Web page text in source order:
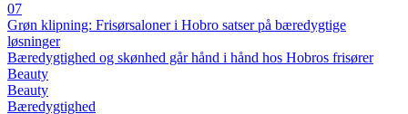
07
Grøn klipning: Frisørsaloner i Hobro satser på bæredygtige
løsninger
Bæredygtighed og skønhed går hånd i hånd hos Hobros frisører
Beauty
Beauty
Bæredygtighed